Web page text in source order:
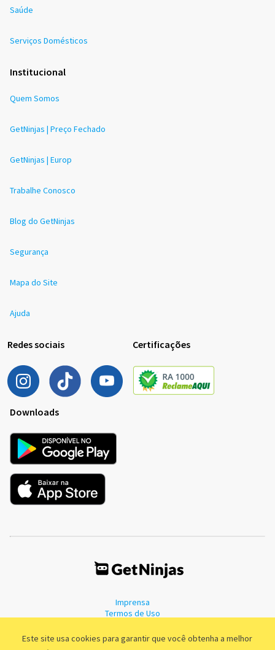
Este site usa cookies para garantir que você obtenha a melhor
Saúde
Serviços Domésticos
Institucional
Quem Somos
GetNinjas | Preço Fechado
GetNinjas | Europ
Trabalhe Conosco
Blog do GetNinjas
Segurança
Mapa do Site
Ajuda
Redes sociais Certificações
Downloads
Imprensa
Termos de Uso